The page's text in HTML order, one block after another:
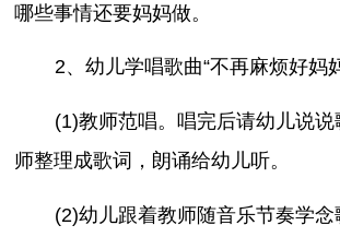
哪些事情还要妈妈做。
2、幼儿学唱歌曲“不再麻烦好妈妈
(1)教师范唱。唱完后请幼儿说
师整理成歌词，朗诵给幼儿听。
(2)幼儿跟着教师随音乐节奏学念